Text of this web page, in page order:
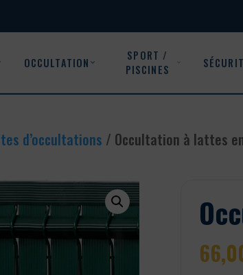
OCCULTATION
SPORT /
PISCINES
d’occultations / Occultation à lattes